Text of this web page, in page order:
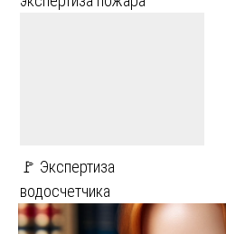
🚩 Экспертиза
водосчетчика